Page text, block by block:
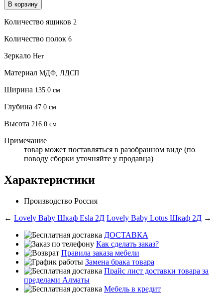
В корзину
Количество ящиков 2
Количество полок 6
Зеркало Нет
Материал МДФ, ЛДСП
Ширина 135.0 см
Глубина 47.0 см
Высота 216.0 см
Примечание
товар может поставляться в разобранном виде (по
поводу сборки уточняйте у продавца)
Характеристики
Производство Россия
← Lovely Baby Шкаф Esla 2Д Lovely Baby Lotus Шкаф 2Д →
ДОСТАВКА
Как сделать заказ?
Правила заказа мебели
Замена брака товара
Прайс лист доставки товара за
пределами Алматы
Мебель в кредит